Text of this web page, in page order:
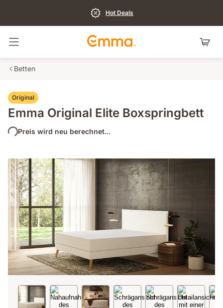
Hot Deals
Navigation umschalten
Betten
Original
Emma Original Elite Boxspringbett
Preis wird neu berechnet...